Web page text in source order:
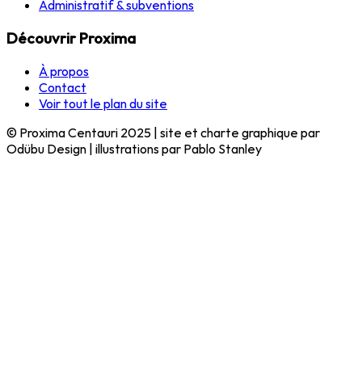
Administratif & subventions
Découvrir Proxima
À propos
Contact
Voir tout le plan du site
© Proxima Centauri 2025 | site et charte graphique par
Odübu Design | illustrations par Pablo Stanley